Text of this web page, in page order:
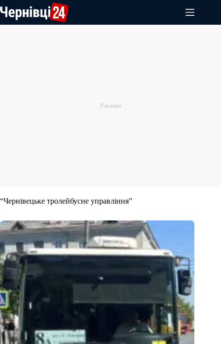
до
вмісту
“Чернівецьке тролейбусне управління”